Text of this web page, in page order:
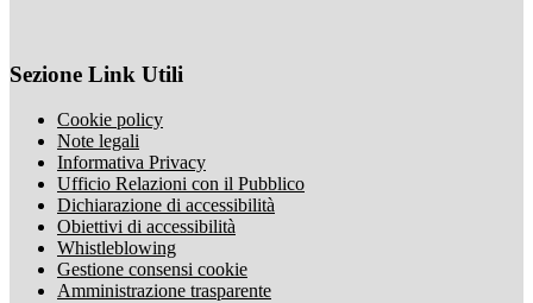
Sezione Link Utili
Cookie policy
Note legali
Informativa Privacy
Ufficio Relazioni con il Pubblico
Dichiarazione di accessibilità
Obiettivi di accessibilità
Whistleblowing
Gestione consensi cookie
Amministrazione trasparente